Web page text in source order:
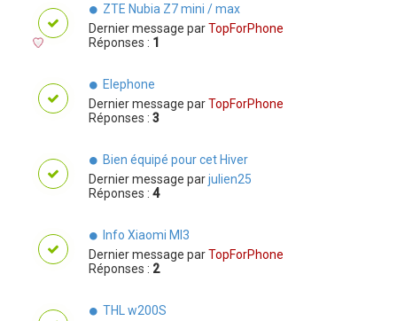
ZTE Nubia Z7 mini / max
Dernier message parTopForPhone
Réponses : 1
Elephone
Dernier message parTopForPhone
Réponses : 3
Bien équipé pour cet Hiver
Dernier message parjulien25
Réponses : 4
Info Xiaomi MI3
Dernier message parTopForPhone
Réponses : 2
THL w200S